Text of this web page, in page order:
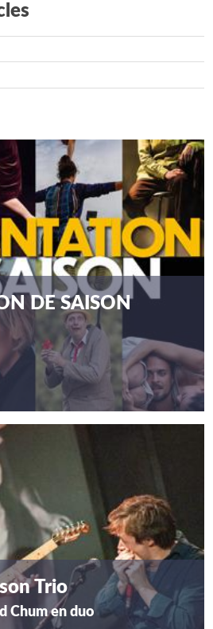
DE SAISON
Trio
Chum en duo